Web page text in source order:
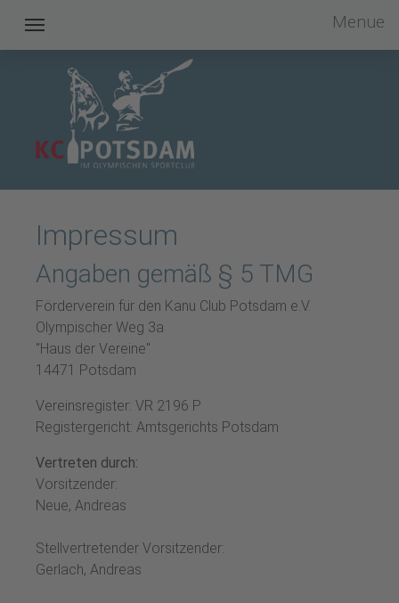
Kanu Club Potsdam im OSC e.V. Menue
Impressum
Angaben gemäß § 5 TMG
Förderverein für den Kanu Club Potsdam e.V.
Olympischer Weg 3a
"Haus der Vereine"
14471 Potsdam
Vereinsregister: VR 2196 P
Registergericht: Amtsgerichts Potsdam
Vertreten durch:
Vorsitzender:
Neue, Andreas
Stellvertretender Vorsitzender:
Gerlach, Andreas